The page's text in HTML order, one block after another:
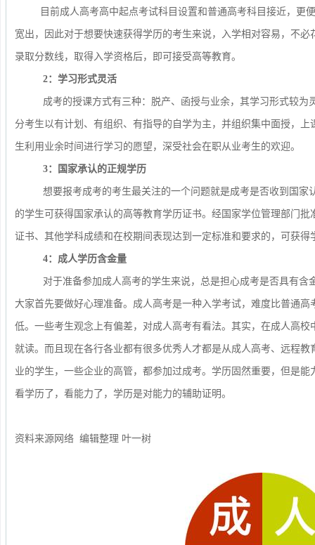
目前成人高考高中起点考试科目设置和普通高考科目接近，更便
宽出，因此对于想要快速获得学历的考生来说，入学相对容易，不
录取分数线，取得入学资格后，即可接受高等教育。
2：学习形式灵活
成考的授课方式有三种：脱产、函授与业余，其学习形式较为
分考生以有计划、有组织、有指导的自学为主，并组织集中面授，
生利用业余时间进行学习的愿望，深受社会在职从业考生的欢迎。
3：国家承认的正规学历
想要报考成考的考生最关注的一个问题就是成考是否收到国家
的学生可获得国家承认的高等教育学历证书。经国家学位管理部门
证书、其他学科成绩和在校期间表现达到一定标准和要求的，可获
4：成人学历含金量
对于准备参加成人高考的学生来说，总是担心成考是否具有含
大家首先要做好心理准备。成人高考是一种入学考试，难度比普通
低。一些考生观念上有偏差，对成人高考有看法。其实，在成人高
就读。而且现在各行各业都有很多优秀人才都是从成人高考、远程
业的学生，一些企业的高管，都参加过成考。学历固然重要，但是
看学历了，看能力了，学历是对能力的辅助证明。
资料来源网络 编辑整理 叶一树